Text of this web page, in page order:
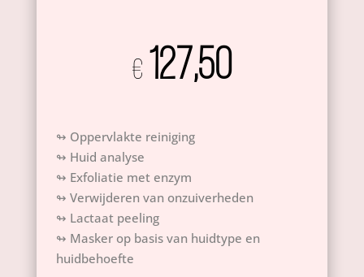
€ 127,50
↬ Oppervlakte reiniging
↬ Huid analyse
↬ Exfoliatie met enzym
↬ Verwijderen van onzuiverheden
↬ Lactaat peeling
↬ Masker op basis van huidtype en
huidbehoefte